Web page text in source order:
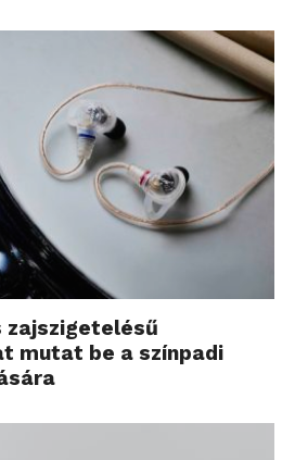
zajszigetelésű
mutat be a színpadi